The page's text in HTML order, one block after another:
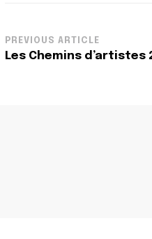
Post
PREVIOUS ARTICLE
Les Chemins